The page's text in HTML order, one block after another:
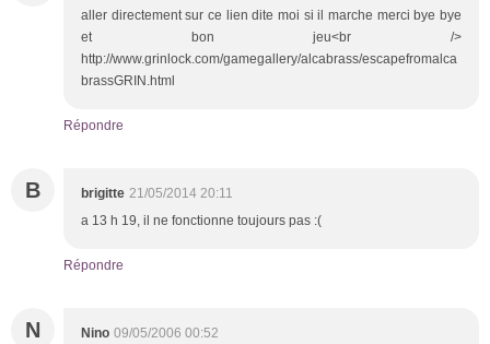
aller directement sur ce lien dite moi si il marche merci bye bye
et bon jeu<br />
http://www.grinlock.com/gamegallery/alcabrass/escapefromalca
brassGRIN.html
Répondre
B brigitte 21/05/2014 20:11
a 13 h 19, il ne fonctionne toujours pas :(
Répondre
N Nino 09/05/2006 00:52